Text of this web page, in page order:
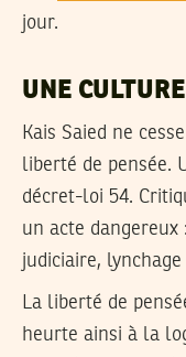
jour.
UNE
Kais Saied ne
liberté de pensée.
décret-loi 54.
un acte
judiciaire,
La liberté de
heurte ainsi à la